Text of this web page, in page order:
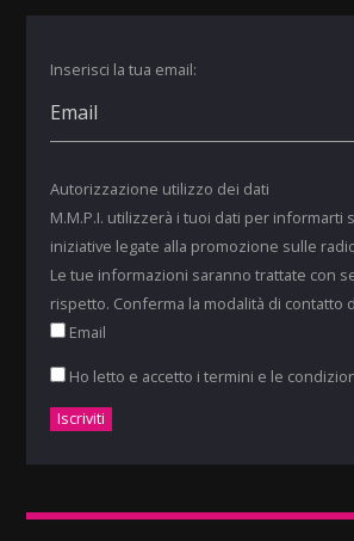
Inserisci la tua email:
Autorizzazione utilizzo dei dati
M.M.P.I. utilizzerà i tuoi dati per informarti
iniziative legate alla promozione sulle
Le tue informazioni saranno trattate con
rispetto. Conferma la modalità di contatto
Email
Ho letto e accetto i termini e le